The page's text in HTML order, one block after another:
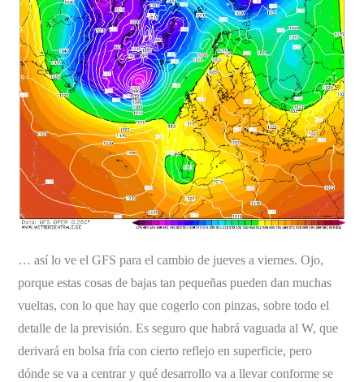
… así lo ve el GFS para el cambio de jueves a viernes. Ojo,
porque estas cosas de bajas tan pequeñas pueden dan muchas
vueltas, con lo que hay que cogerlo con pinzas, sobre todo el
detalle de la previsión. Es seguro que habrá vaguada al W, que
derivará en bolsa fría con cierto reflejo en superficie, pero
dónde se va a centrar y qué desarrollo va a llevar conforme se